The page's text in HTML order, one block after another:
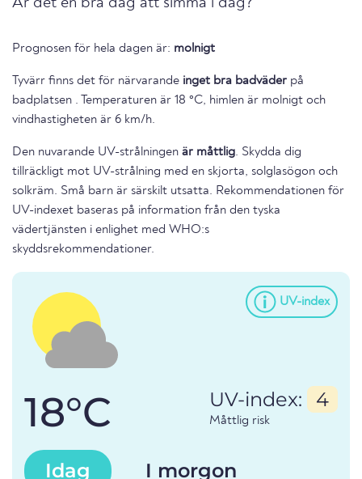
Är det en bra dag att simma i dag?
Prognosen för hela dagen är: molnigt
Tyvärr finns det för närvarande inget bra badväder på
badplatsen . Temperaturen är 18 °C, himlen är molnigt och
vindhastigheten är 6 km/h.
Den nuvarande UV-strålningen är måttlig. Skydda dig
tillräckligt mot UV-strålning med en skjorta, solglasögon och
solkräm. Små barn är särskilt utsatta. Rekommendationen för
UV-indexet baseras på information från den tyska
vädertjänsten i enlighet med WHO:s
skyddsrekommendationer.
UV-index
18°C UV-index: 4
Måttlig risk
Idag I morgon